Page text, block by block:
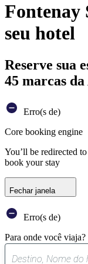
Fontenay
seu hotel
Reserve sua
45 marcas
Erro(s de)
Core booking engine
You’ll be redirected
book your stay
Fechar janela
Erro(s de)
Para onde você viaja?